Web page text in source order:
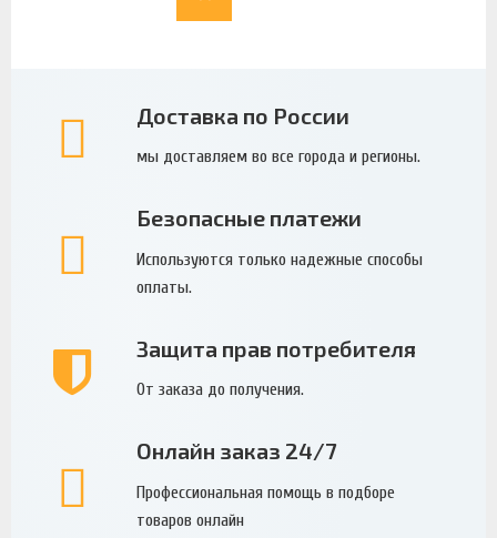
Доставка по России
мы доставляем во все города и регионы.
Безопасные платежи
Используются только надежные способы
оплаты.
Защита прав потребителя
От заказа до получения.
Онлайн заказ 24/7
Профессиональная помощь в подборе
товаров онлайн